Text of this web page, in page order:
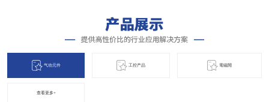
气动元件 工控产品 電磁閞
查看更多+